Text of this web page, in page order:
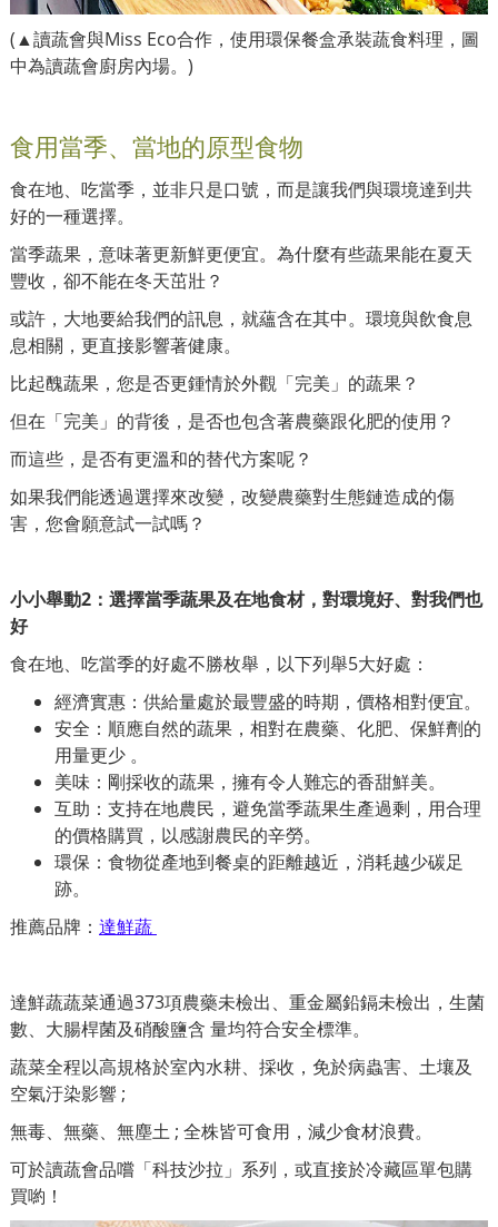
(▲讀蔬會與Miss Eco合作，使用環保餐盒承裝蔬食料理，圖
中為讀蔬會廚房內場。)
食用當季、當地的原型食物
食在地、吃當季，並非只是口號，而是讓我們與環境達到共
好的一種選擇。
當季蔬果，意味著更新鮮更便宜。為什麼有些蔬果能在夏天
豐收，卻不能在冬天茁壯？
或許，大地要給我們的訊息，就蘊含在其中。環境與飲食息
息相關，更直接影響著健康。
比起醜蔬果，您是否更鍾情於外觀「完美」的蔬果？
但在「完美」的背後，是否也包含著農藥跟化肥的使用？
而這些，是否有更溫和的替代方案呢？
如果我們能透過選擇來改變，改變農藥對生態鏈造成的傷
害，您會願意試一試嗎？
小小舉動2：選擇當季蔬果及在地食材，對環境好、對我們也
好
食在地、吃當季的好處不勝枚舉，以下列舉5大好處：
經濟實惠：供給量處於最豐盛的時期，價格相對便宜。
安全：順應自然的蔬果，相對在農藥、化肥、保鮮劑的
用量更少 。
美味：剛採收的蔬果，擁有令人難忘的香甜鮮美。
互助：支持在地農民，避免當季蔬果生產過剩，用合理
的價格購買，以感謝農民的辛勞。
環保：食物從產地到餐桌的距離越近，消耗越少碳足
跡。
推薦品牌： 達鮮蔬
達鮮蔬蔬菜通過373項農藥未檢出、重金屬鉛鎘未檢出，生菌
數、大腸桿菌及硝酸鹽含 量均符合安全標準。
蔬菜全程以高規格於室內水耕、採收，免於病蟲害、土壤及
空氣汙染影響 ;
無毒、無藥、無塵土 ; 全株皆可食用，減少食材浪費。
可於讀蔬會品嚐「科技沙拉」系列，或直接於冷藏區單包購
買喲！